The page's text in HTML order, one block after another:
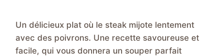
Un délicieux plat où le steak mijote lentement
avec des poivrons. Une recette savoureuse et
facile, qui vous donnera un souper parfait